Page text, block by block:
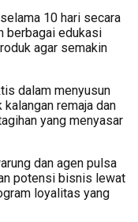
10 hari secara
berbagai edukasi
agar semakin
dalam menyusun
remaja dan
yang menyasar
dan agen pulsa
potensi bisnis lewat
loyalitas yang